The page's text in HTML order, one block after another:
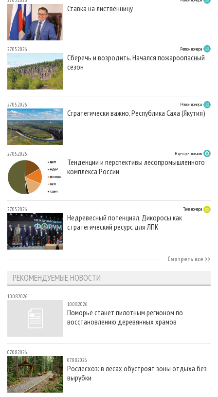
Ставка на лиственницу
27.05.2026 Регион номера
Сберечь и возродить. Начался пожароопасный
сезон
27.05.2026 Регион номера
Стратегически важно. Республика Саха (Якутия)
27.05.2026 В центре внимания
Тенденции и перспективы лесопромышленного
комплекса России
27.05.2026 Тема номера
Недревесный потенциал. Дикоросы как
стратегический ресурс для ЛПК
Смотреть все
РЕКОМЕНДУЕМЫЕ НОВОСТИ
10.08.2026
10.08.2026
Поморье станет пилотным регионом по
восстановлению деревянных храмов
07.08.2026
07.08.2026
Рослесхоз: в лесах обустроят зоны отдыха без
вырубки